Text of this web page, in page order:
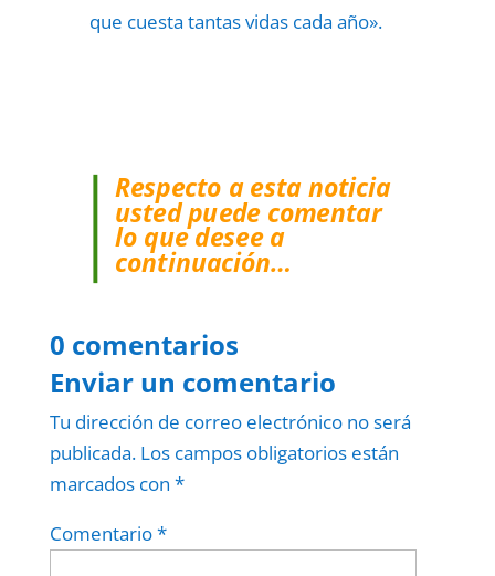
que cuesta tantas vidas cada año».
Respecto a esta noticia
usted puede comentar
lo que desee a
continuación…
0 comentarios
Enviar un comentario
Tu dirección de correo electrónico no será
publicada. Los campos obligatorios están
marcados con *
Comentario*